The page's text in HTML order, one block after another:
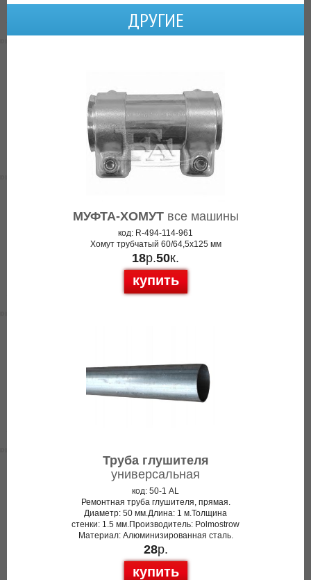
ДРУГИЕ
МУФТА-ХОМУТвсе машины
код: R-494-114-961
Хомут трубчатый 60/64,5x125 мм
18р.50к.
купить
Труба глушителя
универсальная
код: 50-1 AL
Ремонтная труба глушителя, прямая.
Диаметр: 50 мм.Длина: 1 м.Толщина
стенки: 1.5 мм.Производитель: Polmostrow
Материал: Алюминизированная сталь.
28р.
купить